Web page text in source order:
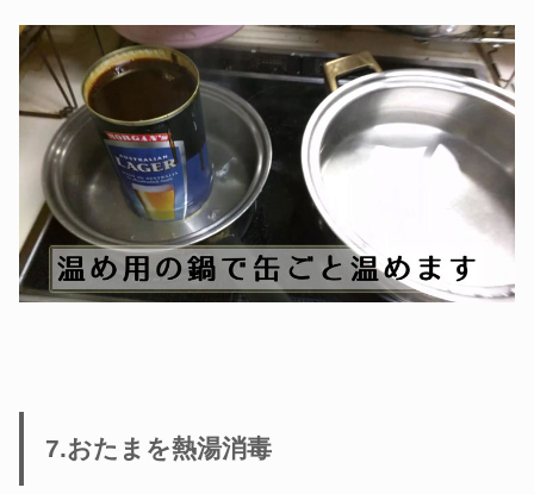
7.おたまを熱湯消毒